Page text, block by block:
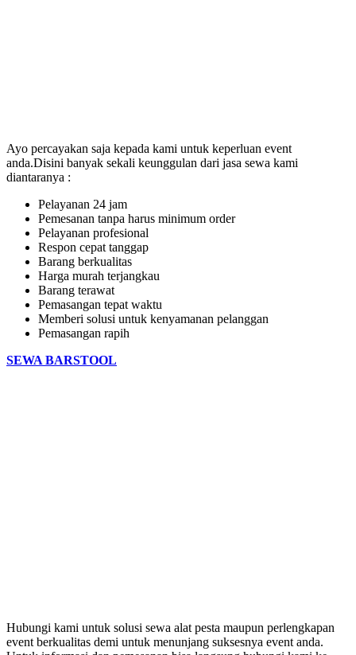
Ayo percayakan saja kepada kami untuk keperluan event
anda.Disini banyak sekali keunggulan dari jasa sewa kami
diantaranya :
Pelayanan 24 jam
Pemesanan tanpa harus minimum order
Pelayanan profesional
Respon cepat tanggap
Barang berkualitas
Harga murah terjangkau
Barang terawat
Pemasangan tepat waktu
Memberi solusi untuk kenyamanan pelanggan
Pemasangan rapih
SEWA BARSTOOL
Hubungi kami untuk solusi sewa alat pesta maupun perlengkapan
event berkualitas demi untuk menunjang suksesnya event anda.